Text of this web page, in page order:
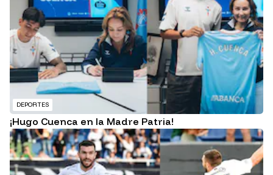
DEPORTES
¡Hugo Cuenca en la Madre Patria!